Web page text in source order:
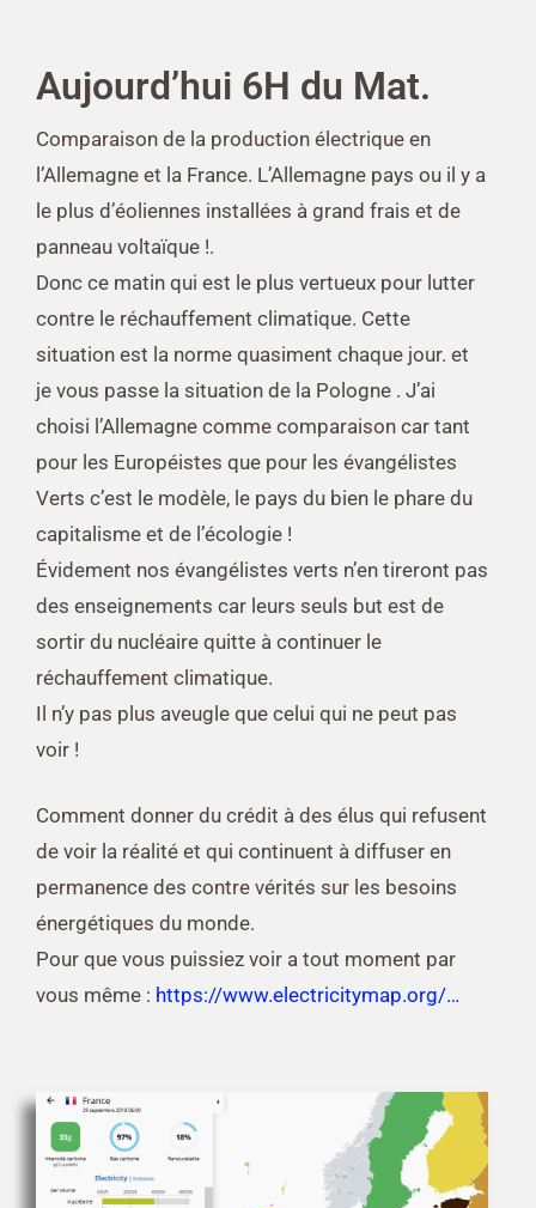
Aujourd’hui 6H du Mat.
Comparaison de la production électrique en
l’Allemagne et la France. L’Allemagne pays ou il y a
le plus d’éoliennes installées à grand frais et de
panneau voltaïque !.
Donc ce matin qui est le plus vertueux pour lutter
contre le réchauffement climatique. Cette
situation est la norme quasiment chaque jour. et
je vous passe la situation de la Pologne . J’ai
choisi l’Allemagne comme comparaison car tant
pour les Européistes que pour les évangélistes
Verts c’est le modèle, le pays du bien le phare du
capitalisme et de l’écologie !
Évidement nos évangélistes verts n’en tireront pas
des enseignements car leurs seuls but est de
sortir du nucléaire quitte à continuer le
réchauffement climatique.
Il n’y pas plus aveugle que celui qui ne peut pas
voir !
Comment donner du crédit à des élus qui refusent
de voir la réalité et qui continuent à diffuser en
permanence des contre vérités sur les besoins
énergétiques du monde.
Pour que vous puissiez voir a tout moment par
vous même : https://www.electricitymap.org/…